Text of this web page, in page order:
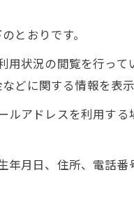
とおりです。
用状況の閲覧を行っ
どに関する情報を表
ルアドレスを利用す
年月日、住所、電話